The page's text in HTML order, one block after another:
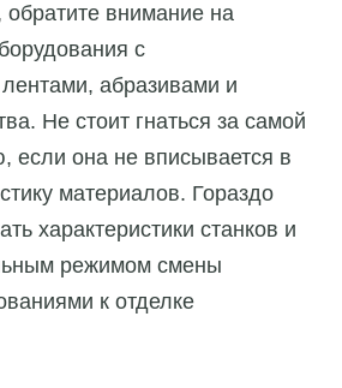
обратите внимание на
с
абразивами и
Не стоит гнаться за самой
она не вписывается в
материалов. Гораздо
характеристики станков и
режимом смены
к отделке